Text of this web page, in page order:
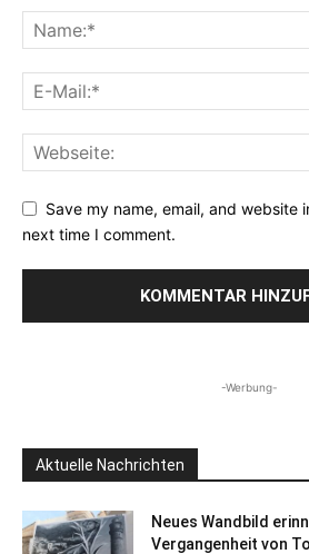
Save my name, email, and website
next time I comment.
-Werbung-
Aktuelle Nachrichten
Neues Wandbild
Vergangenheit von